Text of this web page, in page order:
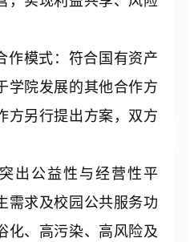
作模式：符合国有资产
学院发展的其他合作方
方另行提出方案，双方
出公益性与经营性平
需求及校园公共服务功
化、高污染、高风险及